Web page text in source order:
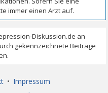
• Impressum